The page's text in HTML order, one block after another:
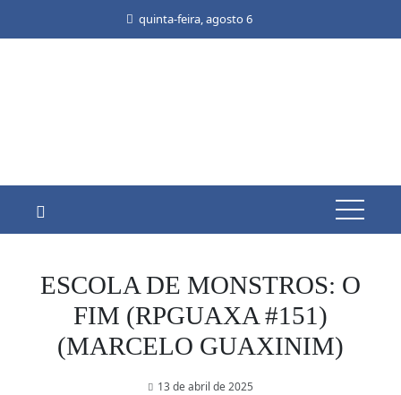
quinta-feira, agosto 6
ESCOLA DE MONSTROS: O
FIM (RPGUAXA #151)
(MARCELO GUAXINIM)
13 de abril de 2025